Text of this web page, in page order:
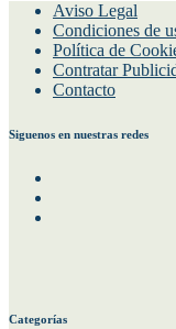
mediciones en la Zona
Aviso Legal
Condiciones de
Política de
Contacto